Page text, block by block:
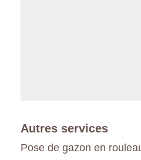
Autres services
Pose de gazon en